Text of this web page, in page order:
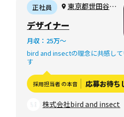
正社員
東京都世田谷区
デザイナー
月収：25万〜
bird and insectの理念に共感し
す
採用担当者 の本音 応募お待ち
株式会社bird and insect